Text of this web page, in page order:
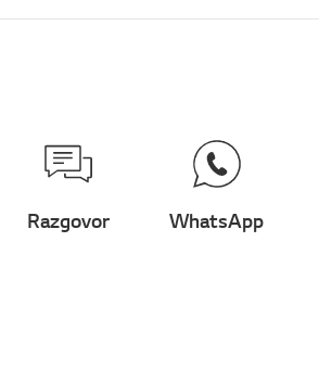
Razgovor WhatsApp